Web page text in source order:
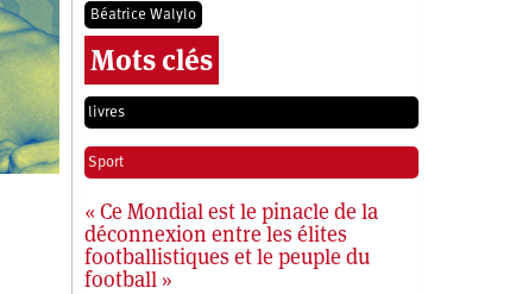
Béatrice Walylo
Mots clés
livres
Sport
« Ce Mondial est le pinacle de la
déconnexion entre les élites
footballistiques et le peuple du
football »